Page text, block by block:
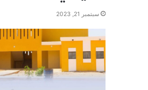
سبتمبر 21, 2023